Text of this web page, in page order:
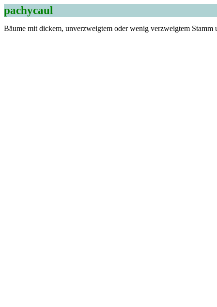
pachycaul
Bäume mit dickem, unverzweigtem oder wenig verzweigtem Stamm